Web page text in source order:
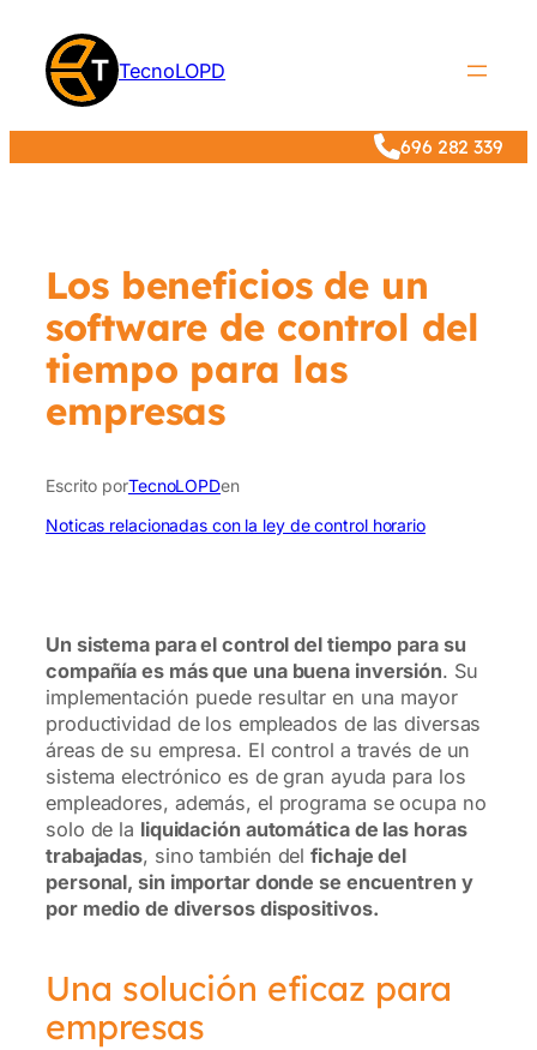
contenido
TecnoLOPD
696 282 339
Los beneficios de un
software de control del
tiempo para las
empresas
Escrito porTecnoLOPDen
Noticas relacionadas con la ley de control horario
Un sistema para el control del tiempo para su
compañía es más que una buena inversión. Su
implementación puede resultar en una mayor
productividad de los empleados de las diversas
áreas de su empresa. El control a través de un
sistema electrónico es de gran ayuda para los
empleadores, además, el programa se ocupa no
solo de la liquidación automática de las horas
trabajadas, sino también delfichaje del
personal, sin importar donde se encuentren y
por medio de diversos dispositivos.
Una solución eficaz para
empresas